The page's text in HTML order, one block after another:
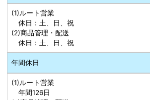
(1)ルート営業
休日：土、日、祝
(2)商品管理・配送
休日：土、日、祝
年間休日
(1)ルート営業
年間126日